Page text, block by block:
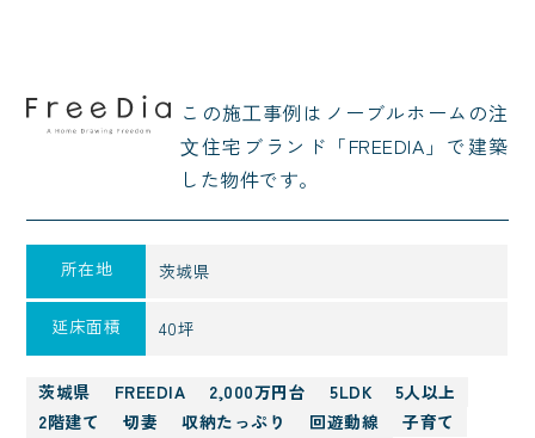
この施⼯事例はノーブルホームの注
⽂住宅ブランド「FREEDIA」で建築
した物件です。
所在地 茨城県
延床面積 40坪
茨城県 FREEDIA 2,000万円台 5LDK
5人以上
2階建て
切妻 収納たっぷり 回遊動線
子育て